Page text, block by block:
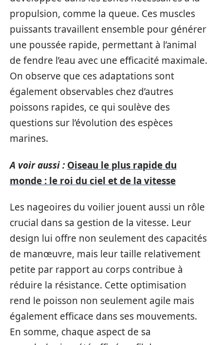
propulsion, comme la queue. Ces muscles
puissants travaillent ensemble pour générer
une poussée rapide, permettant à l’animal
de fendre l’eau avec une efficacité maximale.
On observe que ces adaptations sont
également observables chez d’autres
poissons rapides, ce qui soulève des
questions sur l’évolution des espèces
marines.
A voir aussi : Oiseau le plus rapide du
monde : le roi du ciel et de la vitesse
Les nageoires du voilier jouent aussi un rôle
crucial dans sa gestion de la vitesse. Leur
design lui offre non seulement des capacités
de manœuvre, mais leur taille relativement
petite par rapport au corps contribue à
réduire la résistance. Cette optimisation
rend le poisson non seulement agile mais
également efficace dans ses mouvements.
En somme, chaque aspect de sa